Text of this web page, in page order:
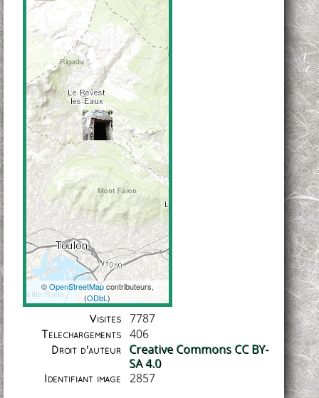
Coordonnées
©OpenStreetMapcontributeurs,
(ODbL)
Visites 7787
Téléchargements 406
Droit d'auteur
Creative Commons CC BY-
SA 4.0
Identifiant image 2857